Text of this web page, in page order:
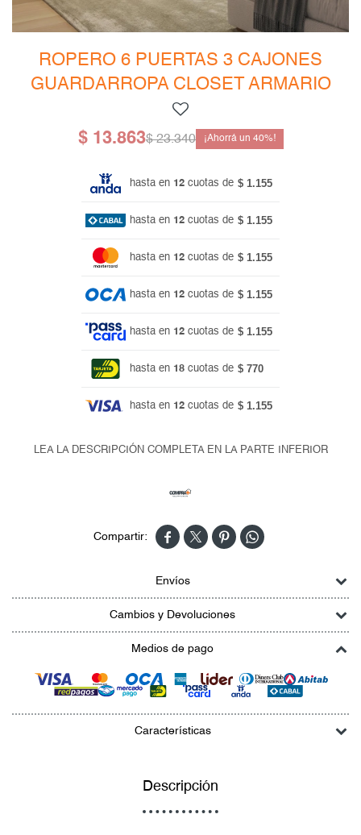
ROPERO 6 PUERTAS 3 CAJONES
GUARDARROPA CLOSET ARMARIO
$ 13.863$ 23.340 40
hasta en 12 cuotas de $ 1.155
hasta en 12 cuotas de $ 1.155
hasta en 12 cuotas de $ 1.155
hasta en 12 cuotas de $ 1.155
hasta en 12 cuotas de $ 1.155
hasta en 18 cuotas de $ 770
hasta en 12 cuotas de $ 1.155
LEA LA DESCRIPCIÓN COMPLETA EN LA PARTE INFERIOR
   
Envíos
Cambios y Devoluciones
Medios de pago
Características
Descripción
Mesas de living
Multiusos y complementos
Bibliotecas
Gamer